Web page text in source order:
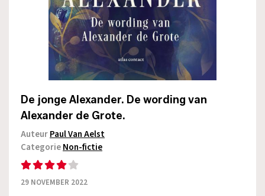
De jonge Alexander. De wording van
Alexander de Grote.
AuteurPaul Van Aelst
CategorieNon-fictie
29 NOVEMBER 2022